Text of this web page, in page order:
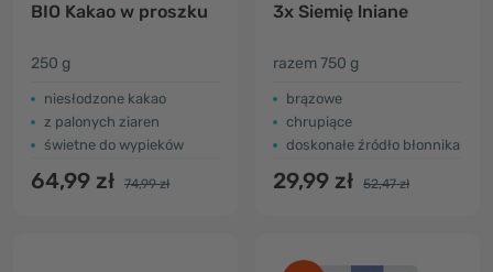
BIO Kakao w proszku
250 g
niesłodzone kakao
z palonych ziaren
świetne do wypieków
64,99 zł 74,99 zł
3x Siemię lniane
razem 750 g
brązowe
chrupiące
doskonałe źródło błonnika
29,99 zł 52,47 zł